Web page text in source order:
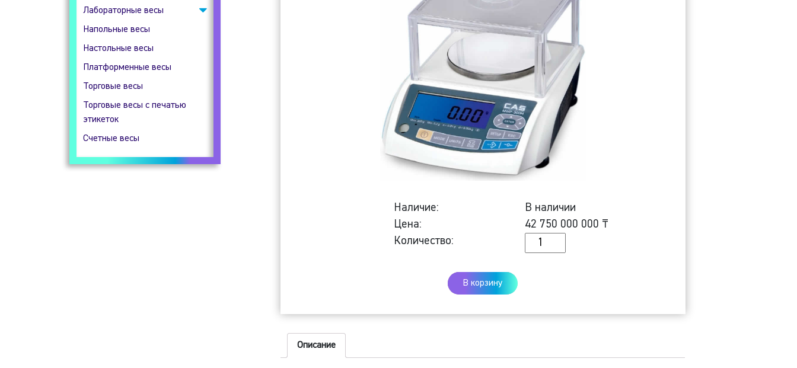
Клеммные коробки
Тензодатчики
Лабораторные весы
Аналитические весы
Гидростатические весы
Прецизионные весы
Технические весы
Напольные весы
Настольные весы
Платформенные весы
Торговые весы
Торговые весы с печатью
этикеток
Счетные весы
Наличие:
В наличии
Цена:
42 750 000 000 ₸
Количество:
Количество
Лабораторные
В корзину
Описание